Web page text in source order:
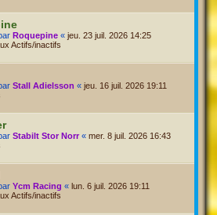
Roquepine « jeu. 23 juil. 2026 14:25
Actifs/inactifs
Stall Adielsson « jeu. 16 juil. 2026 19:11
Stabilt Stor Norr « mer. 8 juil. 2026 16:43
Ycm Racing « lun. 6 juil. 2026 19:11
Actifs/inactifs